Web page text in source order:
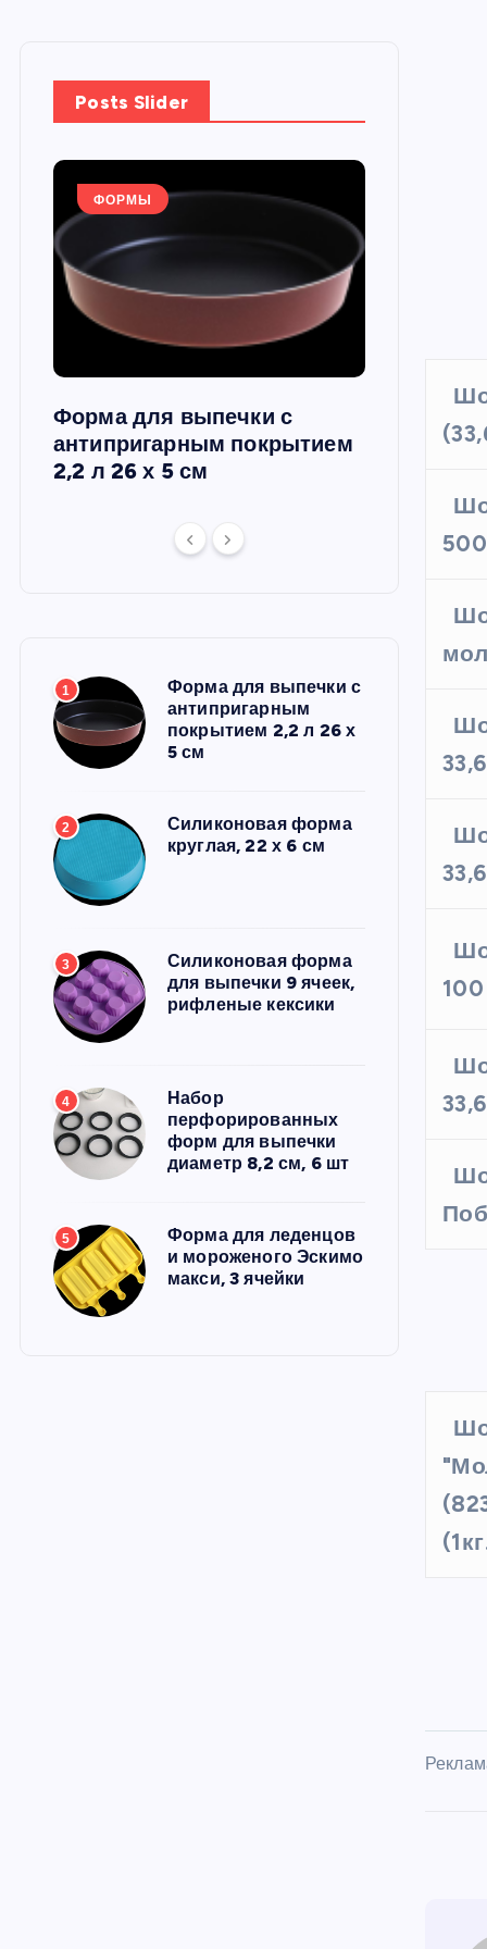
Posts Slider
ФОРМЫ
Форма для выпечки с
антипригарным покрытием
2,2 л 26 х 5 см
круглая,
1
Форма для выпечки с
антипригарным
покрытием 2,2 л 26 х
5 см
2
Силиконовая форма
круглая, 22 х 6 см
3
Силиконовая форма
для выпечки 9 ячеек,
рифленые кексики
4
Набор
перфорированных
форм для выпечки
диаметр 8,2 см, 6 шт
5
Форма для леденцов
и мороженого Эскимо
макси, 3 ячейки